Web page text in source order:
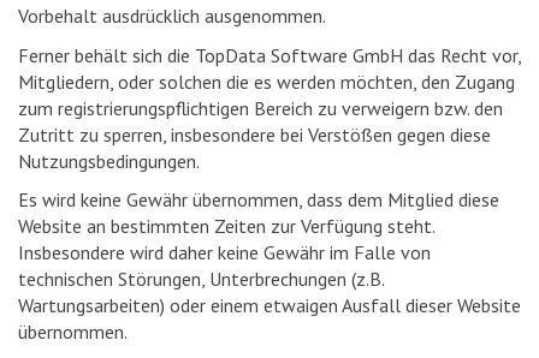
Vorbehalt ausdrücklich ausgenommen.
Ferner behält sich die TopData Software GmbH das Recht vor,
Mitgliedern, oder solchen die es werden möchten, den Zugang
zum registrierungspflichtigen Bereich zu verweigern bzw. den
Zutritt zu sperren, insbesondere bei Verstößen gegen diese
Nutzungsbedingungen.
Es wird keine Gewähr übernommen, dass dem Mitglied diese
Website an bestimmten Zeiten zur Verfügung steht.
Insbesondere wird daher keine Gewähr im Falle von
technischen Störungen, Unterbrechungen (z.B.
Wartungsarbeiten) oder einem etwaigen Ausfall dieser Website
übernommen.